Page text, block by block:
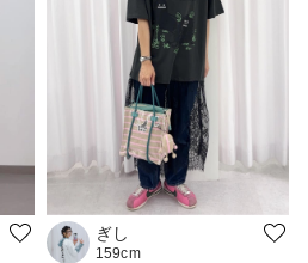
ぎし
159cm